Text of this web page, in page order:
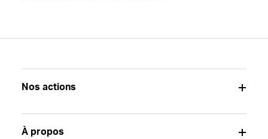
Nos actions
À propos